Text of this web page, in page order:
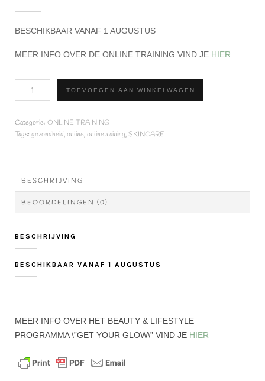
BESCHIKBAAR VANAF 1 AUGUSTUS
MEER INFO OVER DE ONLINE TRAINING VIND JE HIER
YOUR
SKIN
TOEVOEGEN AAN WINKELWAGEN
Categorie: ONLINE TRAINING
Tags: gezondheid,online,onlinetraining,SKINCARE
BESCHRIJVING
BEOORDELINGEN (0)
BESCHRIJVING
BESCHIKBAAR VANAF 1 AUGUSTUS
MEER INFO OVER HET BEAUTY & LIFESTYLE
PROGRAMMA \”GET YOUR GLOW\” VIND JE HIER